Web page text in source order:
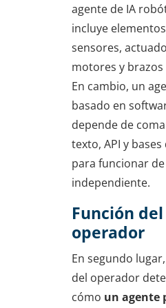
agente de IA
incluye
sensores,
motores y
En cambio, un
basado en
depende de
texto, API y
para funcionar
independiente.
Función del
operador
En segundo
del operador
cómo un agente